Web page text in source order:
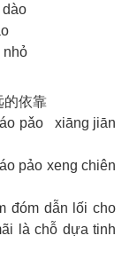
nhỏ
的依靠
pǎo xiāng jiān
pảo xeng chiên
đóm dẫn lối cho
là chỗ dựa tinh